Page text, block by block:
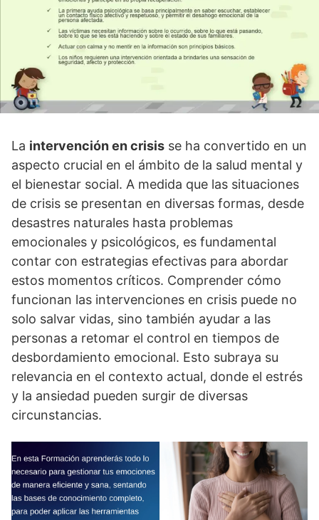
La intervención en crisis se ha convertido en un
aspecto crucial en el ámbito de la salud mental y
el bienestar social. A medida que las situaciones
de crisis se presentan en diversas formas, desde
desastres naturales hasta problemas
emocionales y psicológicos, es fundamental
contar con estrategias efectivas para abordar
estos momentos crí­ticos. Comprender cómo
funcionan las intervenciones en crisis puede no
solo salvar vidas, sino también ayudar a las
personas a retomar el control en tiempos de
desbordamiento emocional. Esto subraya su
relevancia en el contexto actual, donde el estrés
y la ansiedad pueden surgir de diversas
circunstancias.